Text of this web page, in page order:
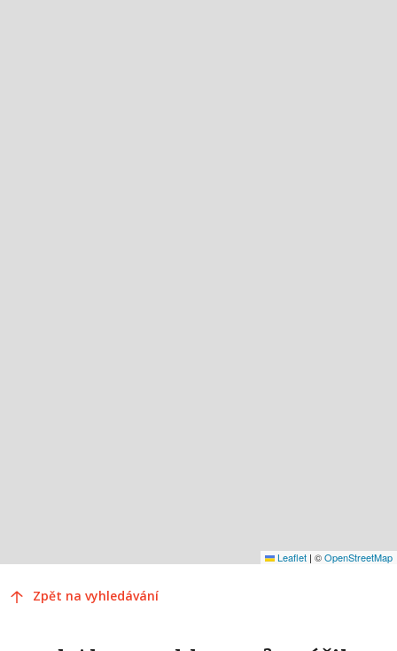
Leaflet | ©OpenStreetMap
Zpět na vyhledávání